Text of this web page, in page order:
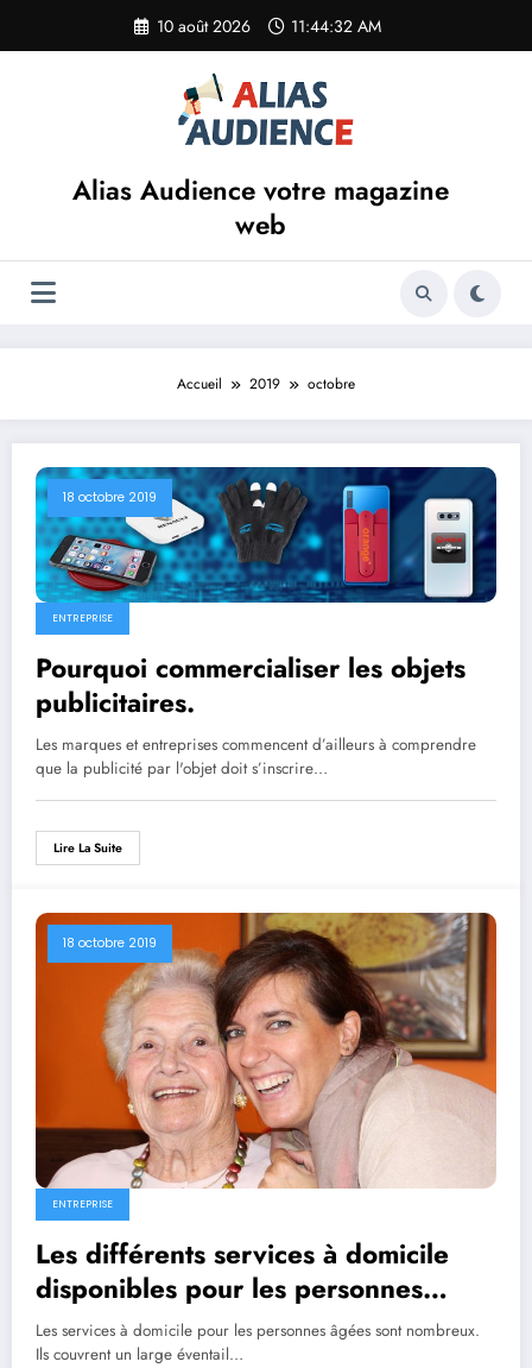
contenu
10 août 2026 11:44:33 AM
Alias Audience votre magazine
web
Accueil 2019 octobre
18 octobre 2019
ENTREPRISE
Pourquoi commercialiser les objets
publicitaires.
Les marques et entreprises commencent d’ailleurs à comprendre
que la publicité par l'objet doit s’inscrire…
Lire La Suite
18 octobre 2019
ENTREPRISE
Les différents services à domicile
disponibles pour les personnes
âgées
Les services à domicile pour les personnes âgées sont nombreux.
Ils couvrent un large éventail…